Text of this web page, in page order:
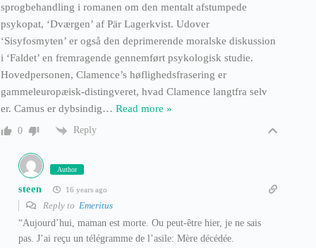
sprogbehandling i romanen om den mentalt afstumpede
psykopat, ‘Dværgen’ af Pär Lagerkvist. Udover
‘Sisyfosmyten’ er også den deprimerende moralske diskussion
i ‘Faldet’ en fremragende gennemført psykologisk studie.
Hovedpersonen, Clamence’s høflighedsfrasering er
gammeleuropæisk-distingveret, hvad Clamence langtfra selv
er. Camus er dybsindig… Read more »
0 Reply
Author
steen 16 years ago
Reply to Emeritus
“Aujourd’hui, maman est morte. Ou peut-être hier, je ne sais
pas. J’ai reçu un télégramme de l’asile: Mère décédée.